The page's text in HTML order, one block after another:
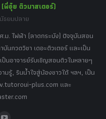
อุ๋ย ติวมาสเตอร์)
ยมปลาย
.ม. ไฟฟ้า (ลาดกระบัง) ปัจจุบันสอน
กวดวิชา เดอะติวเตอร์ และเป็น
ป็นอาจารย์รับเชิญสอนติวในหลายๆ
มรู้, รินน้ำใจสู่น้องชาวใต้ ฯลฯ, เป็น
plus.com และ